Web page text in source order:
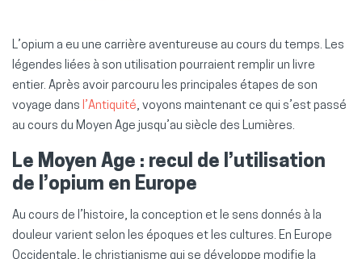
L’opium a eu une carrière aventureuse au cours du temps. Les
légendes liées à son utilisation pourraient remplir un livre
entier. Après avoir parcouru les principales étapes de son
voyage dans l’Antiquité, voyons maintenant ce qui s’est passé
au cours du Moyen Age jusqu’au siècle des Lumières.
Le Moyen Age : recul de l’utilisation
de l’opium en Europe
Au cours de l’histoire, la conception et le sens donnés à la
douleur varient selon les époques et les cultures. En Europe
Occidentale, le christianisme qui se développe modifie la